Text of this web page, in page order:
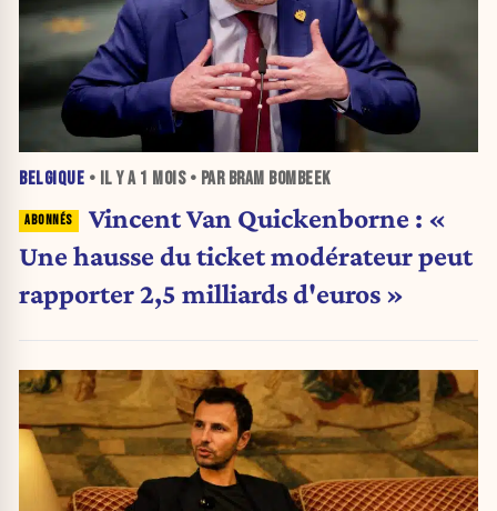
BELGIQUE • IL Y A 1 MOIS• PAR BRAM BOMBEEK
Vincent Van Quickenborne : «
Une hausse du ticket modérateur peut
rapporter 2,5 milliards d'euros »